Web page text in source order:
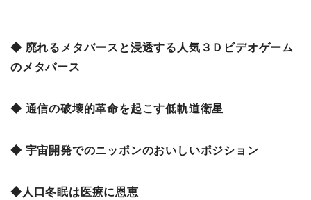
◆ 廃れるメタバースと浸透する人気３Ｄビデオゲーム
のメタバース
◆ 通信の破壊的革命を起こす低軌道衛星
◆ 宇宙開発でのニッポンのおいしいポジション
◆人口冬眠は医療に恩恵